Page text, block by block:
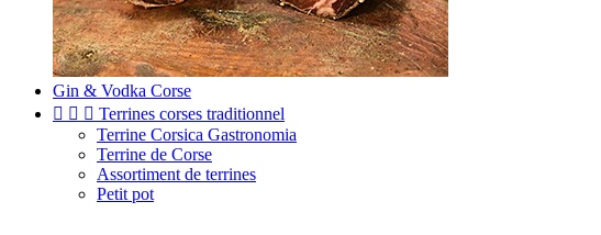
Gin & Vodka Corse
   Terrines corses traditionnel
Terrine Corsica Gastronomia
Terrine de Corse
Assortiment de terrines
Petit pot